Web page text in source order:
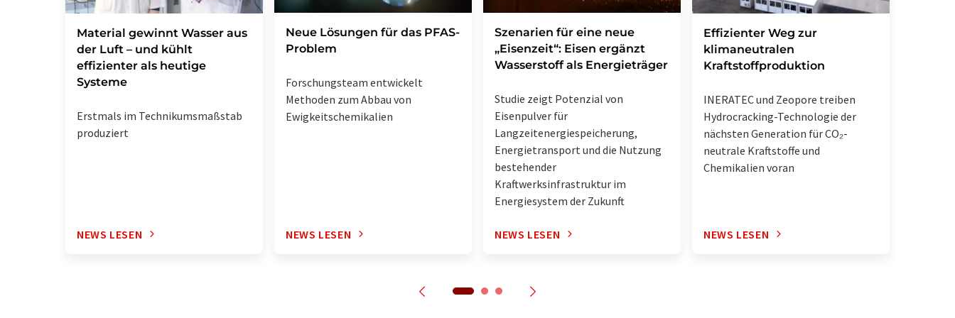
Material gewinnt Wasser aus
der Luft – und kühlt
effizienter als heutige
Systeme
Erstmals im Technikumsmaßstab
produziert
NEWS LESEN
Neue Lösungen für das PFAS-
Problem
Forschungsteam entwickelt
Methoden zum Abbau von
Ewigkeitschemikalien
NEWS LESEN
Szenarien für eine neue
„Eisenzeit“: Eisen ergänzt
Wasserstoff als Energieträger
Studie zeigt Potenzial von
Eisenpulver für
Langzeitenergiespeicherung,
Energietransport und die Nutzung
bestehender
Kraftwerksinfrastruktur im
Energiesystem der Zukunft
NEWS LESEN
Effizienter Weg zur
klimaneutralen
Kraftstoffproduktion
INERATEC und Zeopore treiben
Hydrocracking-Technologie der
nächsten Generation für CO₂-
neutrale Kraftstoffe und
Chemikalien voran
NEWS LESEN